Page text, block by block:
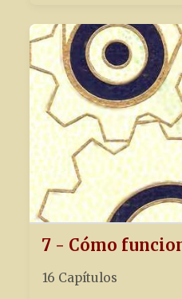
7 - Cómo
16 Capítulos